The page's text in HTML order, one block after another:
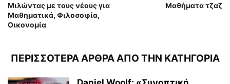
Μιλώντας με τους νέους για
Μαθηματικά, Φιλοσοφία,
Οικονομία
Μαθήματα τζαζ
ΠΕΡΙΣΣΟΤΕΡΑ ΑΡΘΡΑ ΑΠΟ ΤΗΝ ΚΑΤΗΓΟΡΙΑ